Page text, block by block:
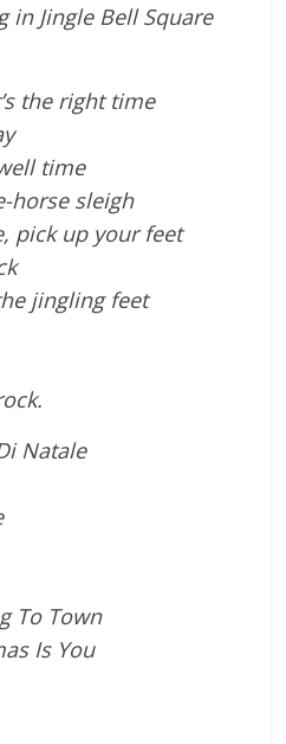
in Jingle Bell Square
the right time
time
horse sleigh
pick up your feet
jingling feet
Natale
To Town
Is You